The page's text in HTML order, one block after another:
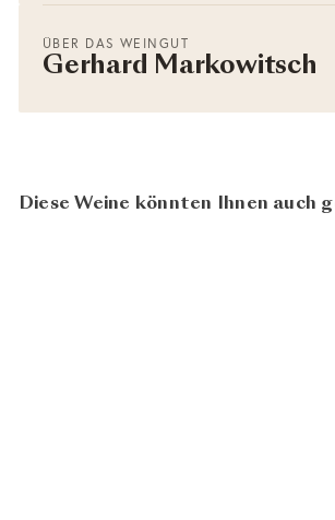
ÜBER DAS WEINGUT
Gerhard Markowitsch
Diese Weine könnten Ihnen auch